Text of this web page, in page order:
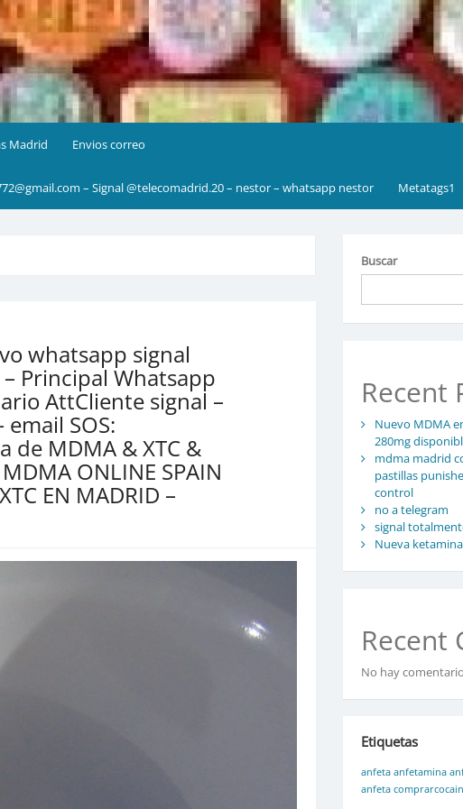
Madrid Envios correo
– Signal @telecomadrid.20 – nestor – whatsapp nestor Metatags1
whatsapp signal
Principal Whatsapp
AttCliente signal –
SOS:
de MDMA & XTC &
ONLINE SPAIN
EN MADRID –
Buscar
Recent
Nuevo MDMA
280mg
mdma madrid
pastillas
control
no a telegram
signal
Nueva
Recent
No hay
Etiquetas
anfeta anfetamina
anfeta